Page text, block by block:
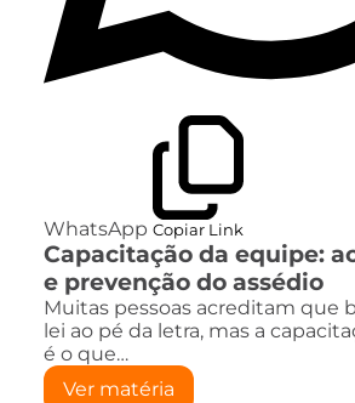
WhatsApp Copiar Link
Capacitação da equipe:
e prevenção do assédio
Muitas pessoas acreditam que
lei ao pé da letra, mas a
é o que…
Ver matéria